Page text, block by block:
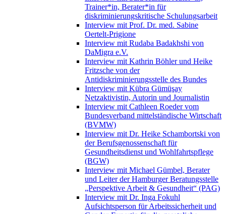
Trainer*in, Berater*in für
diskriminierungskritische Schulungsarbeit
Interview mit Prof. Dr. med. Sabine
Oertelt-Prigione
Interview mit Rudaba Badakhshi von
DaMigra e.V.
Interview mit Kathrin Böhler und Heike
Fritzsche von der
Antidiskriminierungsstelle des Bundes
Interview mit Kübra Gümüşay
Netzaktivistin, Autorin und Journalistin
Interview mit Cathleen Roeder vom
Bundesverband mittelständische Wirtschaft
(BVMW)
Interview mit Dr. Heike Schambortski von
der Berufsgenossenschaft für
Gesundheitsdienst und Wohlfahrtspflege
(BGW)
Interview mit Michael Gümbel, Berater
und Leiter der Hamburger Beratungsstelle
„Perspektive Arbeit & Gesundheit“ (PAG)
Interview mit Dr. Inga Fokuhl
Aufsichtsperson für Arbeitssicherheit und